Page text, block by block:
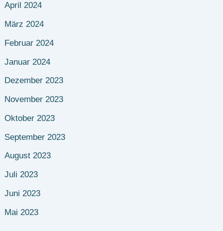
April 2024
März 2024
Februar 2024
Januar 2024
Dezember 2023
November 2023
Oktober 2023
September 2023
August 2023
Juli 2023
Juni 2023
Mai 2023